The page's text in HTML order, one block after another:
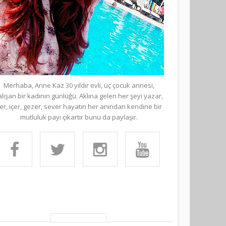
Merhaba, Anne Kaz 30 yıldır evli, üç çocuk annesi,
bir kadının günlüğü. Aklına gelen her şeyi yazar,
içer, gezer, sever hayatın her anından kendine bir
mutluluk payı çıkartır bunu da paylaşır.